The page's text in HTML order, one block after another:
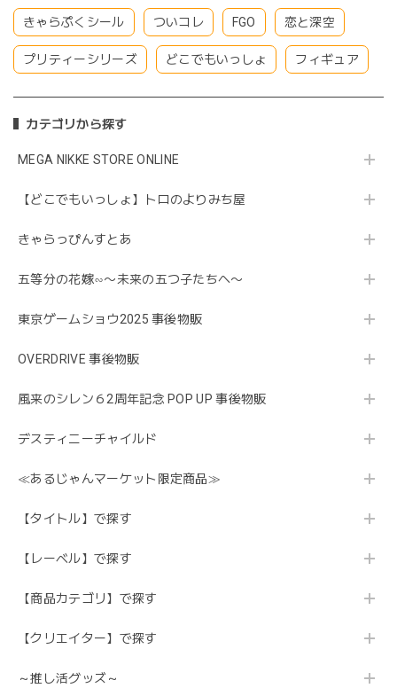
きゃらぷくシール ついコレ FGO 恋と深空
プリティーシリーズ どこでもいっしょ フィギュア
カテゴリから探す
MEGA NIKKE STORE ONLINE
【どこでもいっしょ】トロのよりみち屋
きゃらっぴんすとあ
五等分の花嫁∽〜未来の五つ子たちへ〜
東京ゲームショウ2025 事後物販
OVERDRIVE 事後物販
風来のシレン６2周年記念 POP UP 事後物販
デスティニーチャイルド
≪あるじゃんマーケット限定商品≫
【タイトル】で探す
【レーベル】で探す
【商品カテゴリ】で探す
【クリエイター】で探す
～推し活グッズ～